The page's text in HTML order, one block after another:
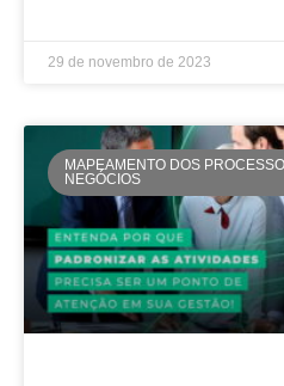
29 de novembro de 2023
MAPEAMENTO DOS
NEGÓCIOS